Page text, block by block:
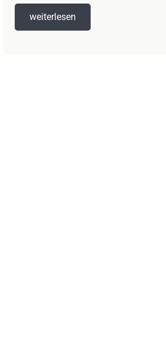
weiterlesen